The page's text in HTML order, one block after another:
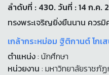
ลำดับที่ : 430. วันที่ : 14 ก.ค.
ทรงพระเจริญยิ่งยืนนาน ควรมิ
เกล้ากระหม่อม ฐิติกานต์ โกเ
ตำแหน่ง: นักศึกษา
หน่วยงาน : มหาวิทยาลัยราชภั